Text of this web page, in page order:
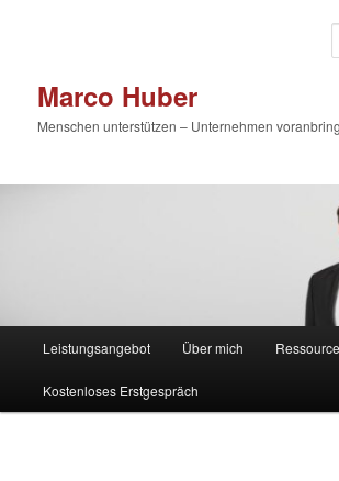
Marco Huber
Menschen unterstützen – Unternehmen
Leistungsangebot Über mich
Kostenloses Erstgespräch